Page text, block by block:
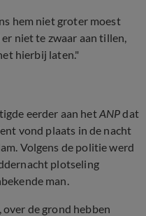
hem niet groter moest
niet te zwaar aan tillen,
hierbij laten."
eerder aan hetANPdat
vond plaats in de nacht
Volgens de politie werd
plotseling
man.
over de grond hebben